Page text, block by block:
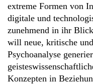
extreme Formen von
digitale und
zunehmend in ihr
will neue, kritische
Psychoanalyse
Konzepten in